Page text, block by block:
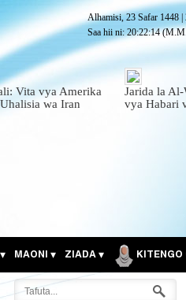
Alhamisi, 23 Safar 1448
Saa hii ni:20:22:16
Vita vya Amerika
wa Iran
Jarida la
vya Habari
MAONI ZIADA KITENGO